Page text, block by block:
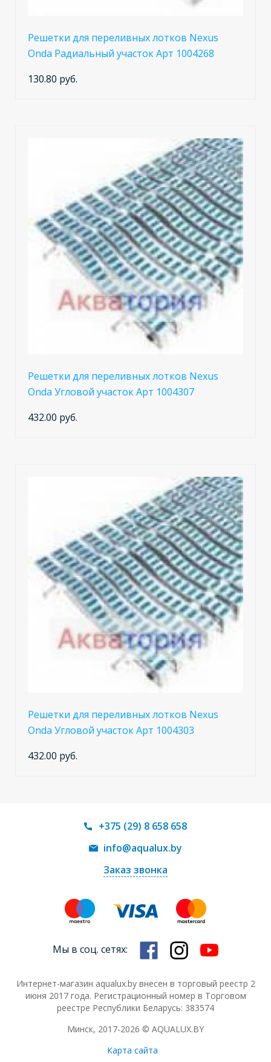
Решетки для переливных лотков Nexus
Onda Радиальный участок Арт 1004268
130.80 руб.
Решетки для переливных лотков Nexus
Onda Угловой участок Арт 1004307
432.00 руб.
Решетки для переливных лотков Nexus
Onda Угловой участок Арт 1004303
432.00 руб.
+375 (29) 8 658 658
info@aqualux.by
Заказ звонка
Мы в соц. сетях:
Интернет-магазин aqualux.by внесен в торговый реестр 2
июня 2017 года. Регистрационный номер в Торговом
реестре Республики Беларусь: 383574
Минск, 2017-2026 © AQUALUX.BY
Карта сайта